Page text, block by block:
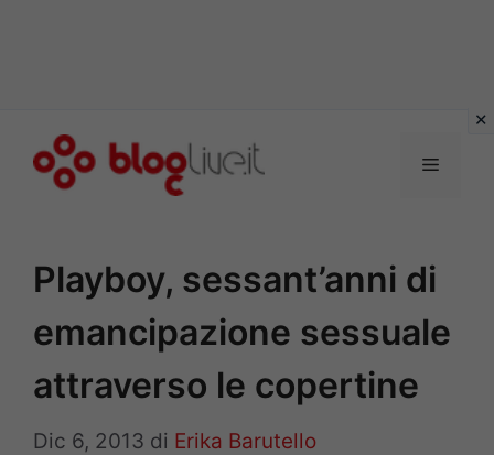
Menu
Playboy, sessant’anni di
emancipazione sessuale
attraverso le copertine
Dic 6, 2013 di Erika Barutello